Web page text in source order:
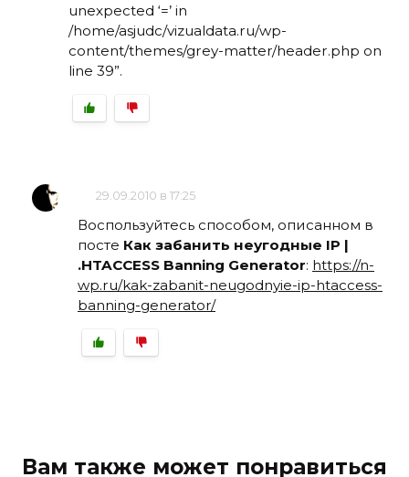
unexpected ‘=’ in
/home/asjudc/vizualdata.ru/wp-
content/themes/grey-matter/header.php on
line 39”.
29.09.2010 в 17:25
Воспользуйтесь способом, описанном в
посте Как забанить неугодные IP |
.HTACCESS Banning Generator: https://n-
wp.ru/kak-zabanit-neugodnyie-ip-htaccess-
banning-generator/
Вам также может понравиться